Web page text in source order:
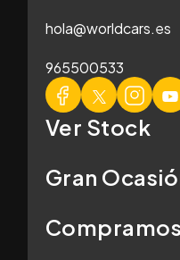
hola@worldcars.es
965500533
Ver Stock
Gran